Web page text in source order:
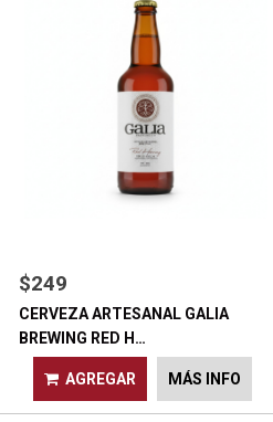
$249
CERVEZA ARTESANAL GALIA
BREWING RED H…
AGREGAR MÁS INFO